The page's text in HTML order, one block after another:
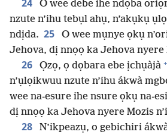
24 O wee debe ihe ndọba
nzute n’ihu tebụl ahụ, n’akụkụ
ndịda. 25 O wee mụnye ọkụ
Jehova, dị nnọọ ka Jehova nyere
26 Ọzọ, ọ dọbara ebe ịchụàjà +
n’ụlọikwuu nzute n’ihu ákwà
wee na-esure ihe nsure ọkụ na-
dị nnọọ ka Jehova nyere Mozis
28 N’ikpeazụ, o gebichiri